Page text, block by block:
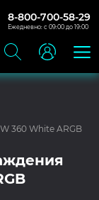
8-800-700-58-29
Ежедневно: с 09:00 до 19:00
360 White ARGB